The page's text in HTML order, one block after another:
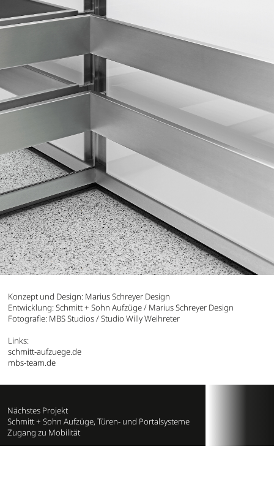
Konzept und Design: Marius Schreyer Design
Entwicklung: Schmitt + Sohn Aufzüge / Marius Schreyer Design
Fotografie: MBS Studios / Studio Willy Weihreter
Links:
schmitt-aufzuege.de
mbs-team.de
Nächstes Projekt
Schmitt + Sohn Aufzüge, Türen- und Portalsysteme
Zugang zu Mobilität